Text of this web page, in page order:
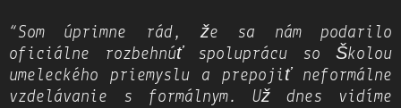
“Som úprimne rád, že sa nám podarilo
oficiálne rozbehnúť spoluprácu so Školou
umeleckého priemyslu a prepojiť neformálne
vzdelávanie s formálnym. Už dnes vidíme